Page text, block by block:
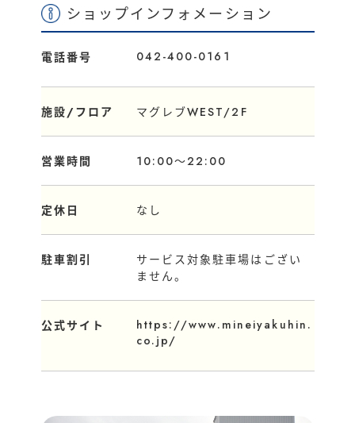
ショップインフォメーション
電話番号 042-400-0161
施設/フロア マグレブWEST/2F
営業時間 10:00～22:00
定休日 なし
駐車割引
サービス対象駐車場はござい
ません。
公式サイト
https://www.mineiyakuhin.
co.jp/